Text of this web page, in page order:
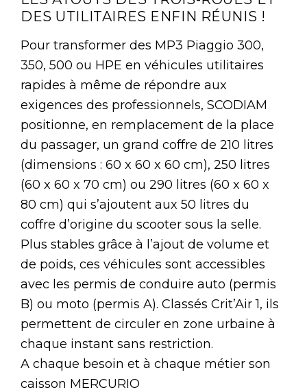
DES UTILITAIRES ENFIN RÉUNIS !
Pour transformer des MP3 Piaggio 300,
350, 500 ou HPE en véhicules utilitaires
rapides à même de répondre aux
exigences des professionnels, SCODIAM
positionne, en remplacement de la place
du passager, un grand coffre de 210 litres
(dimensions : 60 x 60 x 60 cm), 250 litres
(60 x 60 x 70 cm) ou 290 litres (60 x 60 x
80 cm) qui s’ajoutent aux 50 litres du
coffre d’origine du scooter sous la selle.
Plus stables grâce à l’ajout de volume et
de poids, ces véhicules sont accessibles
avec les permis de conduire auto (permis
B) ou moto (permis A). Classés Crit’Air 1, ils
permettent de circuler en zone urbaine à
chaque instant sans restriction.
A chaque besoin et à chaque métier son
caisson MERCURIO